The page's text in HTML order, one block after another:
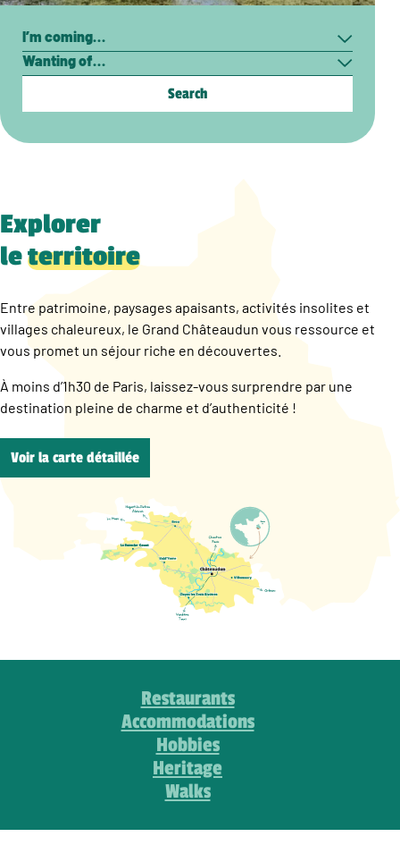
Search
Explorer
leterritoire
Entre patrimoine, paysages apaisants, activités insolites et
villages chaleureux, le Grand Châteaudun vous ressource et
vous promet un séjour riche en découvertes.
À moins d’1h30 de Paris, laissez-vous surprendre par une
destination pleine de charme et d’authenticité !
Voir la carte détaillée
Restaurants
Accommodations
Hobbies
Heritage
Walks